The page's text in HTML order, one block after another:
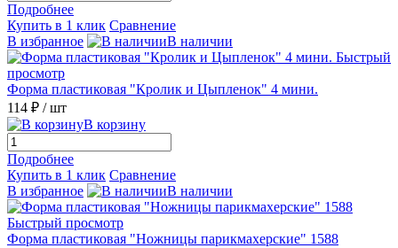
Подробнее
Купить в 1 клик Сравнение
В избранное
В наличии
Быстрый
просмотр
Форма пластиковая "Кролик и Цыпленок" 4 мини.
114 ₽ / шт
В корзину
Подробнее
Купить в 1 клик Сравнение
В избранное
В наличии
Быстрый просмотр
Форма пластиковая "Ножницы парикмахерские" 1588